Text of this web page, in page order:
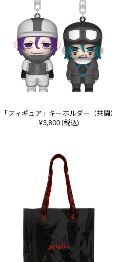
「フィギュア」キーホルダー（共闘）
¥3,800 (税込)